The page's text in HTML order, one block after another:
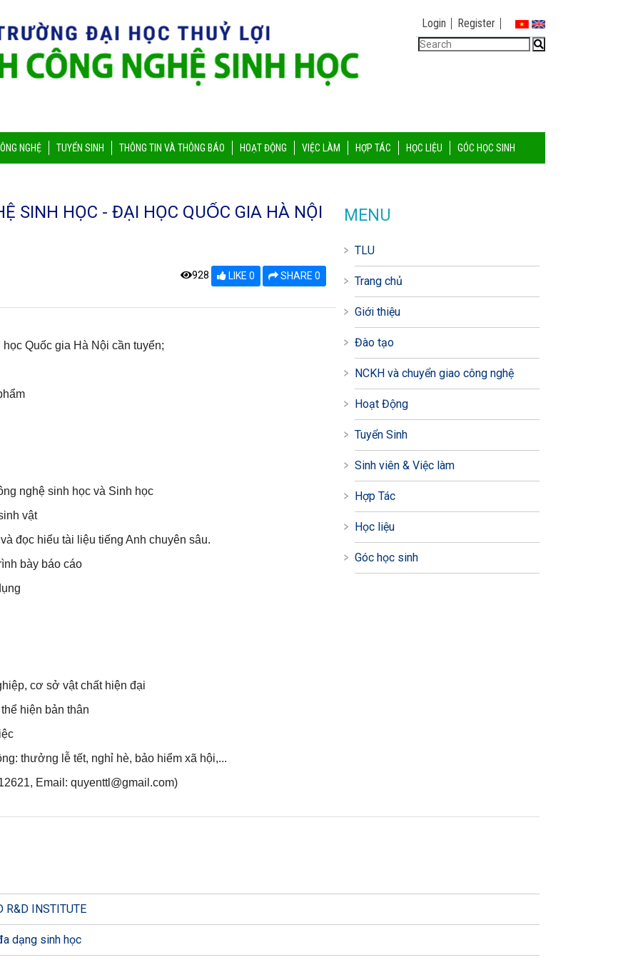
Login Register
NGHỆ TUYỂN SINH THÔNG TIN VÀ THÔNG BÁO HOẠT ĐỘNG VIỆC LÀM HỢP TÁC HỌC LIỆU GÓC HỌC SINH
SINH HỌC - ĐẠI HỌC QUỐC GIA HÀ NỘI
928 LIKE 0 SHARE 0
Quốc gia Hà Nội cần tuyển;
nghệ sinh học và Sinh học
vật
đọc hiểu tài liệu tiếng Anh chuyên sâu.
bày báo cáo
cơ sở vật chất hiện đại
hiện bản thân
thưởng lễ tết, nghỉ hè, bảo hiểm xã hội,...
Email:quyenttl@gmail.com)
MENU
TLU
Trang chủ
Giới thiệu
Đào tạo
NCKH và chuyển giao công nghệ
Hoạt Động
Tuyển Sinh
Sinh viên & Việc làm
Hợp Tác
Học liệu
Góc học sinh
R&D INSTITUTE
dạng sinh học